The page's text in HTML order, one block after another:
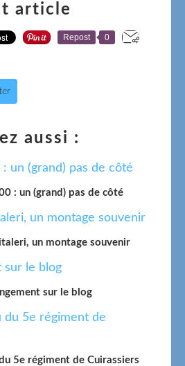
article
Repost 0
aussi :
: un (grand) pas de côté
un montage souvenir
sur le blog
5e régiment de Cuirassiers